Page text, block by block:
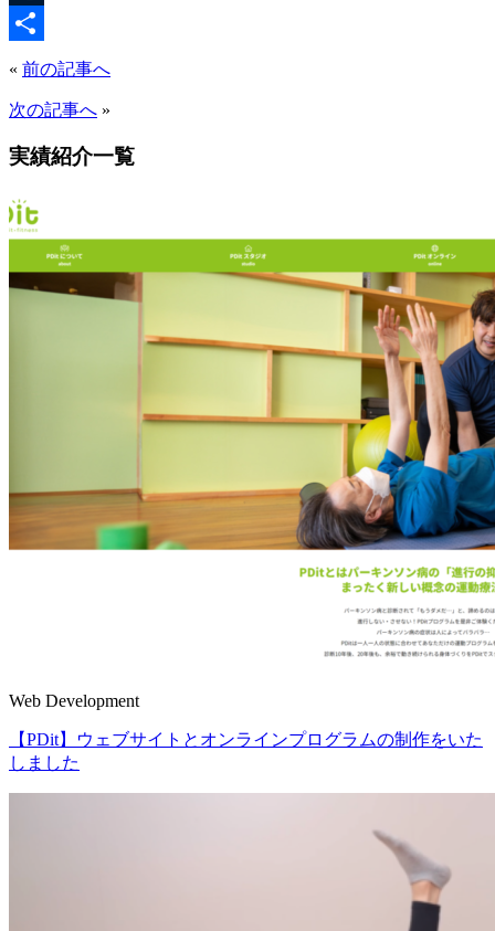
Tumblr
共
« 前の記事へ
次の記事へ »
実績紹介一覧
Web Development
【PDit】ウェブサイトとオンラインプログラムの制作をいた
しました